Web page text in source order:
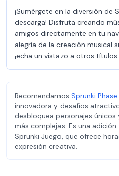
¡Sumérgete en la diversión de
descarga! Disfruta creando
amigos directamente en tu
alegría de la creación musical
¡echa un vistazo a otros
Recomendamos Sprunki
innovadora y desafíos
desbloquea personajes únicos
más complejas. Es una
Sprunki Juego, que ofrece
expresión creativa.